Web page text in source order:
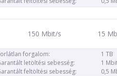
150 Mbit/s 15
forgalom:
1 TB
letöltési sebesség:
1
feltöltési sebesség:
0,5